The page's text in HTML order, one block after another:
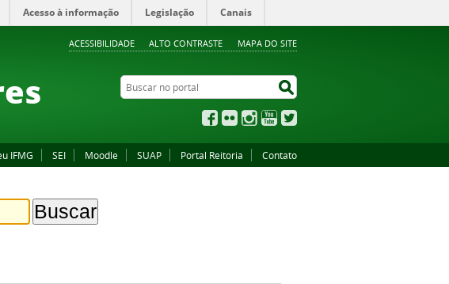
ACESSIBILIDADE ALTO CONTRASTE MAPA DO SITE
Acesso à informação Legislação Canais
Buscar no portal
Facebook
Flickr InstagramYouTube
IFMG SEI Moodle SUAP Portal Reitoria Contato